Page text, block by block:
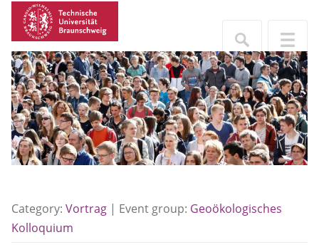
Category: Vortrag | Event group: Geoökologisches
Kolloquium